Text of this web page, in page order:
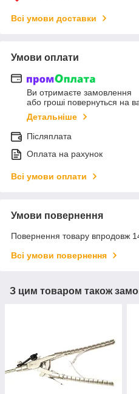
Всі умови доставки
Умови оплати
Ви отримаєте замовлення
або гроші повернуться на
Детальніше
Післяплата
Оплата на рахунок
Всі умови оплати
Умови повернення
Повернення товару впродовж
Всі умови повернення
З цим товаром також